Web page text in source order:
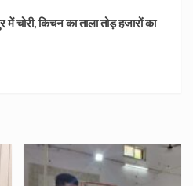
में चोरी, किचन का ताला तोड़ हजारों का